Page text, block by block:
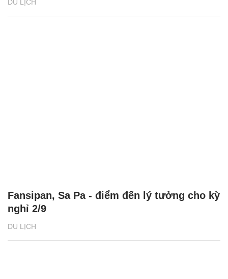
DU LỊCH
DU LỊCH
Fansipan, Sa Pa - điểm đến lý tưởng cho kỳ
nghỉ 2/9